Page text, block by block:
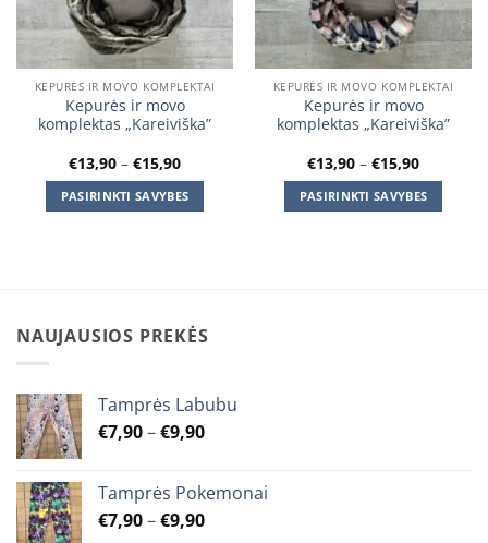
KEPURĖS IR MOVO KOMPLEKTAI
Kepurės ir movo
komplektas „Kareiviška”
€13,90 – €15,90Price
€13,90
through
€15,90
PASIRINKTI SAVYBES
The
be
chosen
product
page
KEPURĖS IR MOVO KOMPLEKTAI
Kepurės ir movo
komplektas „Kareiviška”
€13,90 – €15,90Price
€13,90
through
€15,90
PASIRINKTI SAVYBES
NAUJAUSIOS PREKĖS
Tamprės Labubu
€7,90–€9,90Price
through
€9,90
Tamprės Pokemonai
€7,90–€9,90Price